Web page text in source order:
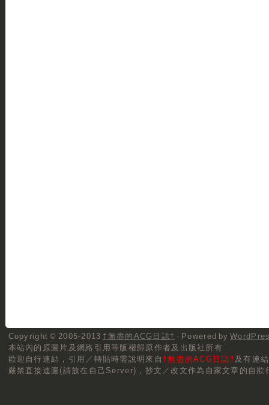
Copyright © 2005-2013 †無盡的ACG日誌† · Powered by
本站內的原圖片及網絡引用等版權歸原作者及出版社所有
歡迎自行連結， 引用／轉貼時需說明來自 †無盡的ACG日誌†及有連
嚴禁直接連圖(請放在自己Server)，抄文／改文作為自家文章的自欺